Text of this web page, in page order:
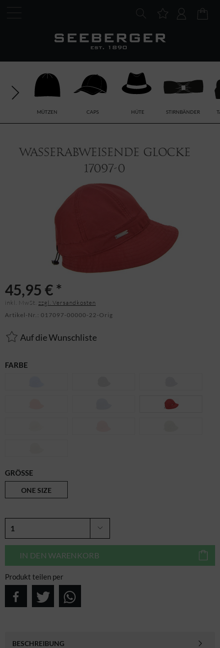
MÜTZEN CAPS HÜTE STIRNBÄNDER
Wasserabweisende Glocke
17097-0
45,95 € *
inkl. MwSt. zzgl. Versandkosten
Artikel-Nr.: 017097-00000-22-Orig
Auf die Wunschliste
FARBE
GRÖSSE
ONE SIZE
IN DEN WARENKORB
Produkt teilen per
BESCHREIBUNG